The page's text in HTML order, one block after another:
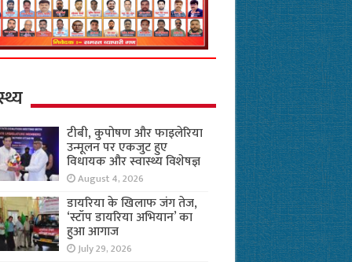
टीबी, कुपोषण और फाइलेरिया
उन्मूलन पर एकजुट हुए
विधायक और स्वास्थ्य विशेषज्ञ
August 4, 2026
डायरिया के खिलाफ जंग तेज,
‘स्टॉप डायरिया अभियान’ का
हुआ आगाज
July 29, 2026